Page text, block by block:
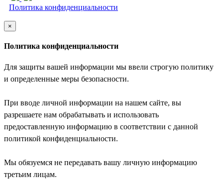
Политика конфиденциальности
×
Политика конфиденциальности
Для защиты вашей информации мы ввели строгую политику
и определенные меры безопасности.
При вводе личной информации на нашем сайте, вы
разрешаете нам обрабатывать и использовать
предоставленную информацию в соответствии с данной
политикой конфиденциальности.
Мы обязуемся не передавать вашу личную информацию
третьим лицам.